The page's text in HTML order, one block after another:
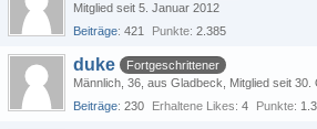
Mitglied seit 5. Januar 2012
Beiträge 421 Punkte 2.385
duke
Fortgeschrittener
Männlich 36 aus Gladbeck
Mitglied seit 30.
Beiträge 230 Erhaltene Likes 4 Punkte